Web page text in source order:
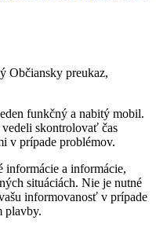
Občiansky preukaz,
funkčný a nabitý mobil.
vedeli skontrolovať čas
v prípade problémov.
a informácie,
situáciách. Nie je nutné
informovanosť v prípade
plavby.